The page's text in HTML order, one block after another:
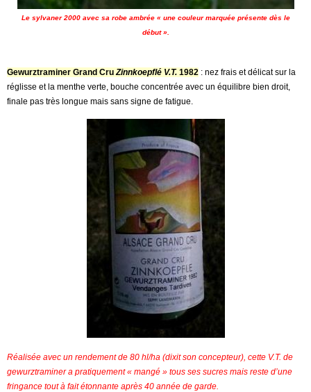
Le sylvaner 2000 avec sa robe ambrée « une couleur marquée présente dès le
début ».
Gewurztraminer Grand CruZinnkoepflé V.T. 1982 : nez frais et délicat sur la
réglisse et la menthe verte, bouche concentrée avec un équilibre bien droit,
finale pas très longue mais sans signe de fatigue.
Réalisée avec un rendement de 80 hl/ha (dixit son concepteur), cette V.T. de
gewurztraminer a pratiquement « mangé » tous ses sucres mais reste d’une
fringance tout à fait étonnante après 40 année de garde.